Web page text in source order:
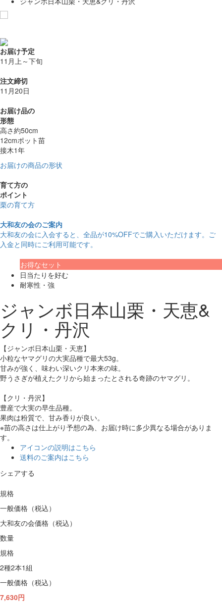
お届け予定
11月上～下旬
注文締切
11月20日
お届け品の
形態
高さ約50cm
12cmポット苗
接木1年
お届けの商品の形状
育て方の
ポイント
栗の育て方
大和友の会のご案内
大和友の会に入会すると、 全品が10%OFFでご購入いただけます。ご
入金と同時にご利用可能です。
お得なセット
日当たりを好む
耐寒性・強
ジャンボ日本山栗・天恵&
クリ・丹沢
【ジャンボ日本山栗・天恵】
小粒なヤマグリの大実品種で最大53g。
甘みが強く、味わい深いクリ本来の味。
野うさぎが植えたクリから始まったとされる奇跡のヤマグリ。
【クリ・丹沢】
豊産で大実の早生品種。
果肉は粉質で、甘み香りが良い。
※苗の高さは仕上がり予想の為、お届け時に多少異なる場合がありま
す。
アイコンの説明はこちら
送料のご案内はこちら
シェアする
規格
一般価格（税込）
大和友の会価格（税込）
数量
規格
2種2本1組
一般価格（税込）
7,630円